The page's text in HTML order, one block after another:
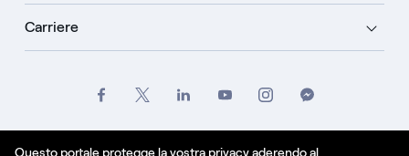
Questo portale protegge la vostra privacy aderendo al
Carriere